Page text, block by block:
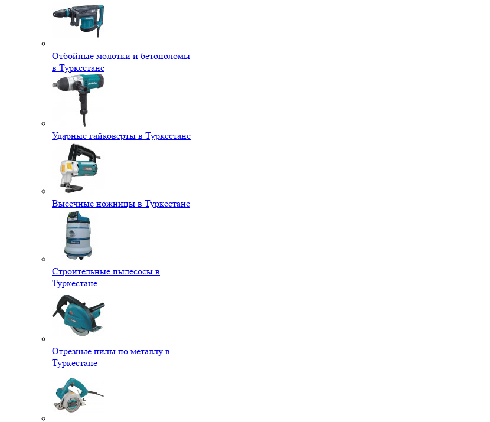
Отбойные молотки и бетоноломы
в Туркестане
Ударные гайковерты в Туркестане
Высечные ножницы в Туркестане
Строительные пылесосы в
Туркестане
Отрезные пилы по металлу в
Туркестане